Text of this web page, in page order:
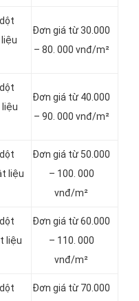
Đơn giá từ 30.000
– 80. 000 vnđ/m²
liệu
Đơn giá từ 40.000
– 90. 000 vnđ/m²
liệu
Đơn giá từ 50.000
– 100. 000
vnđ/m²
liệu
Đơn giá từ 60.000
– 110. 000
vnđ/m²
Đơn giá từ 70.000